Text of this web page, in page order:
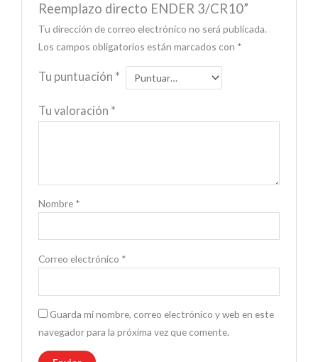
Reemplazo directo ENDER 3/CR10”
Tu dirección de correo electrónico no será publicada.
Los campos obligatorios están marcados con *
Tu puntuación *
Tu valoración *
Nombre *
Correo electrónico *
Guarda mi nombre, correo electrónico y web en este
navegador para la próxima vez que comente.